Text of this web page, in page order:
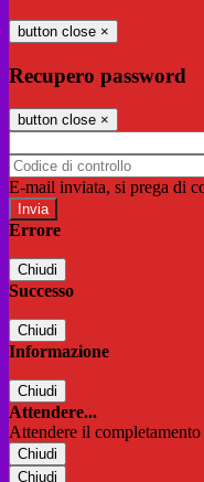
button close ×
Recupero password
button close ×
E-mail inviata, si prega di
Errore
Chiudi
Successo
Chiudi
Informazione
Chiudi
Attendere...
Attendere il
Chiudi
Chiudi